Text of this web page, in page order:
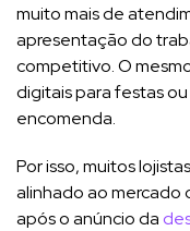
muito mais de
apresentação do
competitivo. O
digitais para festas
encomenda.
Por isso, muitos
alinhado ao mercado
após o anúncio da